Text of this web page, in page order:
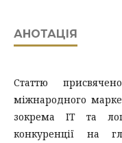
АНОТАЦІЯ
Статтю
міжнародного
зокрема ІТ та
конкуренції на